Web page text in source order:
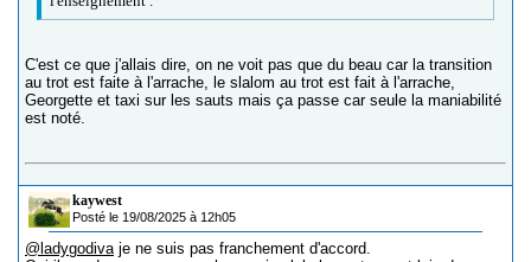
C'est ce que j'allais dire, on ne voit pas que du beau car la transition
au trot est faite à l'arrache, le slalom au trot est fait à l'arrache,
Georgette et taxi sur les sauts mais ça passe car seule la maniabilité
est noté.
kaywest
Posté le 19/08/2025 à 12h05
@ladygodiva je ne suis pas franchement d'accord.